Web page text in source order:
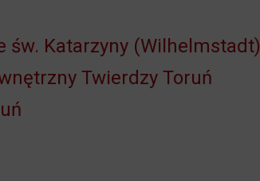
św. Katarzyny (Wilhelmstadt)
Twierdzy Toruń